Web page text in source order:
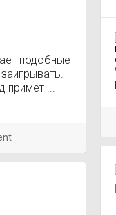
подобные
примет ...